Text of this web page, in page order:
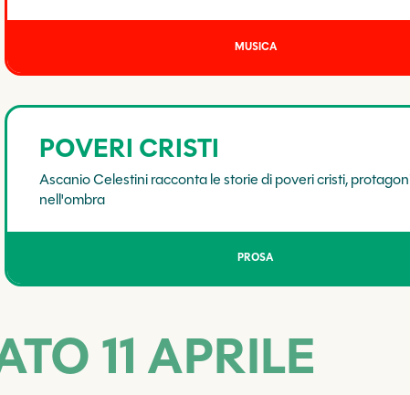
MUSICA
POVERI CRISTI
Ascanio Celestini racconta le storie di poveri cristi,
nell'ombra
PROSA
11 APRILE